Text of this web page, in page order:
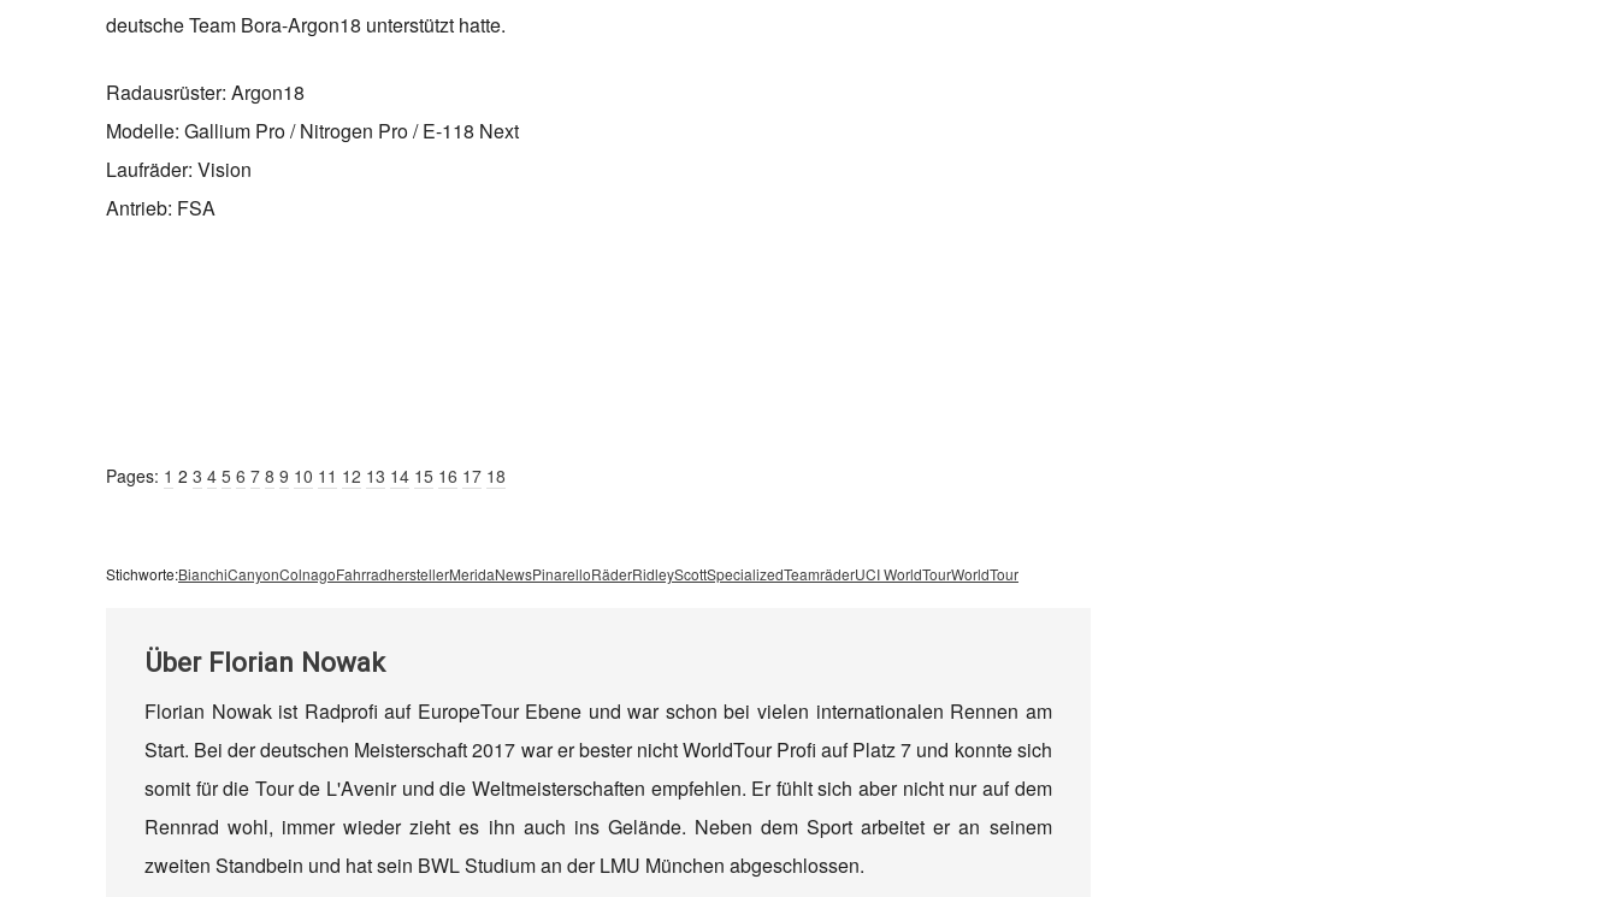
deutsche Team Bora-Argon18 unterstützt hatte.
Radausrüster: Argon18
Modelle: Gallium Pro / Nitrogen Pro / E-118 Next
Laufräder: Vision
Antrieb: FSA
Pages: 1 2 3 4 5 6 7 8 9 10 11 12 13 14 15 16 17 18
Stichworte:BianchiCanyonColnagoFahrradherstellerMeridaNewsPinarelloRäderRidleyScottSpecializedTeamräderUCI WorldTourWorldTour
Über Florian Nowak
Florian Nowak ist Radprofi auf EuropeTour Ebene und war schon bei vielen internationalen Rennen am
Start. Bei der deutschen Meisterschaft 2017 war er bester nicht WorldTour Profi auf Platz 7 und konnte sich
somit für die Tour de L'Avenir und die Weltmeisterschaften empfehlen. Er fühlt sich aber nicht nur auf dem
Rennrad wohl, immer wieder zieht es ihn auch ins Gelände. Neben dem Sport arbeitet er an seinem
zweiten Standbein und hat sein BWL Studium an der LMU München abgeschlossen.